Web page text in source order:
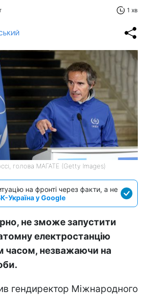
1 хв
голова МАГАТЕ (Getty Images)
на фронті через факти, а не
Україна у Google
не зможе запустити
електростанцію
часом, незважаючи на
гендиректор Міжнародного